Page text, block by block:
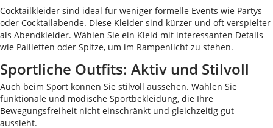
Cocktailkleider sind ideal für weniger formelle Events wie Partys
oder Cocktailabende. Diese Kleider sind kürzer und oft verspielter
als Abendkleider. Wählen Sie ein Kleid mit interessanten Details
wie Pailletten oder Spitze, um im Rampenlicht zu stehen.
Sportliche Outfits: Aktiv und Stilvoll
Auch beim Sport können Sie stilvoll aussehen. Wählen Sie
funktionale und modische Sportbekleidung, die Ihre
Bewegungsfreiheit nicht einschränkt und gleichzeitig gut
aussieht.